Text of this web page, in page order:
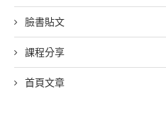
臉書貼文
課程分享
首頁文章